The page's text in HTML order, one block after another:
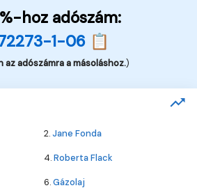
hoz adószám:
1-06 📋
adószámra a másoláshoz.)
2.Jane Fonda
4.Roberta Flack
6.Gázolaj